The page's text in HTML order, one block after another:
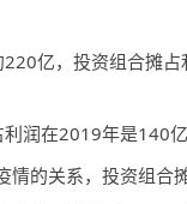
亿，投资组合摊
润在2019年是140
情的关系，投资组合